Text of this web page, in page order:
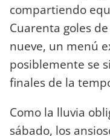
compartiendo
Cuarenta goles
nueve, un menú
posiblemente se
finales de la
Como la lluvia
sábado, los